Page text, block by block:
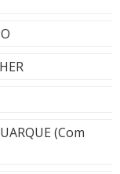
(Com